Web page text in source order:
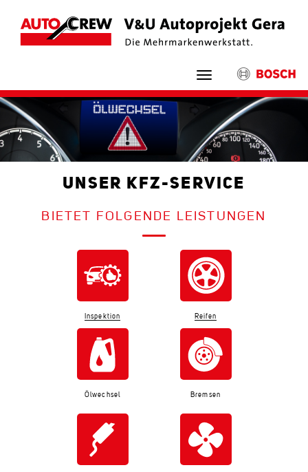
Navigation
ein-/ausblenden
UNSER KFZ-SERVICE
BIETET FOLGENDE LEISTUNGEN
Inspektion Reifen
Ölwechsel Bremsen